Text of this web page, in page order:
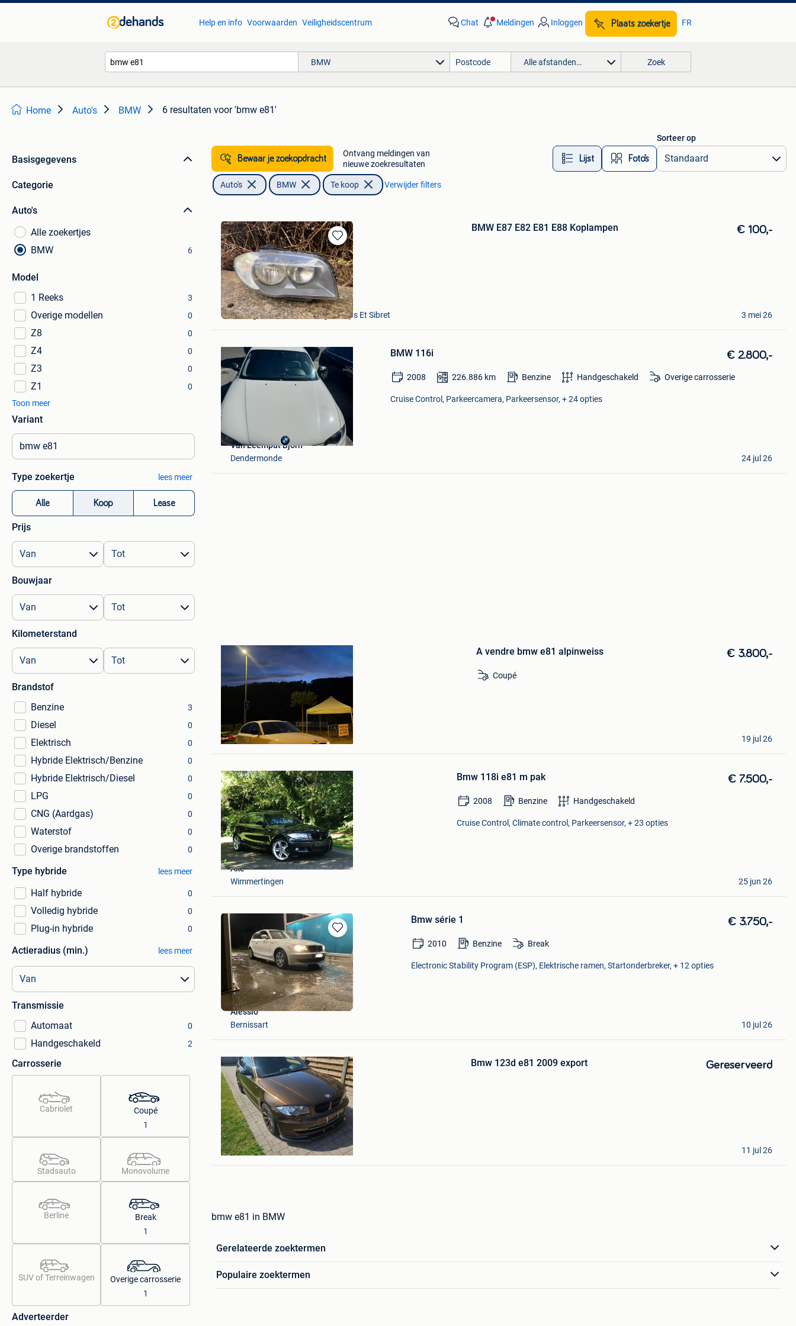
Help en info Voorwaarden Veiligheidscentrum Chat Meldingen Inloggen Plaats zoekertje FR
BMW Alle afstanden… Zoek
Home Auto's BMW 6 resultaten voor 'bmw e81'
Basisgegevens
Categorie
Auto's
Alle zoekertjes
BMW
6
Model
1 Reeks
3
Overige modellen 0
Z8 0
Z4 0
Z3 0
Z1
0
Toon meer
Variant
Type zoekertje lees meer
Alle Koop Lease
Prijs
Bouwjaar
Kilometerstand
Brandstof
Benzine
3
Diesel 0
Elektrisch 0
Hybride Elektrisch/Benzine 0
Hybride Elektrisch/Diesel 0
LPG 0
CNG (Aardgas) 0
Waterstof 0
Overige brandstoffen 0
Type hybride lees meer
Half hybride 0
Volledig hybride 0
Plug-in hybride 0
Actieradius (min.) lees meer
Transmissie
Automaat
0
Handgeschakeld 2
Carrosserie
Cabriolet
Coupé
1
Stadsauto Monovolume
Berline
Break
1
SUV of Terreinwagen
Overige carrosserie
1
Adverteerder
Bewaar je zoekopdracht
Ontvang meldingen van
nieuwe zoekresultaten
Lijst Foto’s
Sorteer op
Auto's BMW Te koop Verwijder filters
Bewaren
in
Mijn
Favorieten
BMW E87 E82 E81 E88 Koplampen € 100,-
Ryan
Bastogne + Partie De Longchamps Et Sibret
3 mei 26
Mijn
Favorieten
BMW 116i € 2.800,-
2008 226.886 km Benzine Handgeschakeld Overige carrosserie
Cruise Control, Parkeercamera, Parkeersensor, + 24 opties
Van Leemput Bjorn
Dendermonde
24 jul 26
Favorieten
A vendre bmw e81 alpinweiss € 3.800,-
Coupé
Ncars
Arlon + Partie De Wolkrange
19 jul 26
Mijn
Favorieten
Bmw 118i e81 m pak € 7.500,-
2008 Benzine Handgeschakeld
Cruise Control, Climate control, Parkeersensor, + 23 opties
Ake
Wimmertingen
25 jun 26
Bewaren
in
Mijn
Favorieten
Bmw série 1 € 3.750,-
2010 Benzine Break
Electronic Stability Program (ESP), Elektrische ramen, Startonderbreker, + 12 opties
Alessio
Bernissart
10 jul 26
Mijn
Favorieten
Bmw 123d e81 2009 export Gereserveerd
Marnik van der Velden
Brecht
11 jul 26
bmw e81 in BMW
Gerelateerde zoektermen
Populaire zoektermen